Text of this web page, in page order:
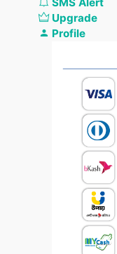
Upgrade
Profile